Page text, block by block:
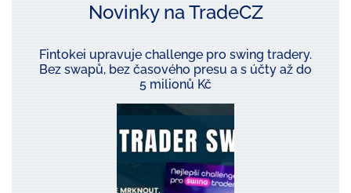
Novinky na TradeCZ
Fintokei upravuje challenge pro swing tradery.
Bez swapů, bez časového presu a s účty až do
5 milionů Kč